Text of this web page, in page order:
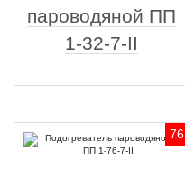
пароводяной ПП
1-32-7-II
76